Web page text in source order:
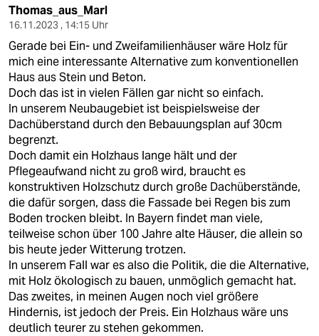
Thomas_aus_Marl
16.11.2023 , 14:15 Uhr
Gerade bei Ein- und Zweifamilienhäuser wäre Holz für
mich eine interessante Alternative zum konventionellen
Haus aus Stein und Beton.
Doch das ist in vielen Fällen gar nicht so einfach.
In unserem Neubaugebiet ist beispielsweise der
Dachüberstand durch den Bebauungsplan auf 30cm
begrenzt.
Doch damit ein Holzhaus lange hält und der
Pflegeaufwand nicht zu groß wird, braucht es
konstruktiven Holzschutz durch große Dachüberstände,
die dafür sorgen, dass die Fassade bei Regen bis zum
Boden trocken bleibt. In Bayern findet man viele,
teilweise schon über 100 Jahre alte Häuser, die allein so
bis heute jeder Witterung trotzen.
In unserem Fall war es also die Politik, die die Alternative,
mit Holz ökologisch zu bauen, unmöglich gemacht hat.
Das zweites, in meinen Augen noch viel größere
Hindernis, ist jedoch der Preis. Ein Holzhaus wäre uns
deutlich teurer zu stehen gekommen.